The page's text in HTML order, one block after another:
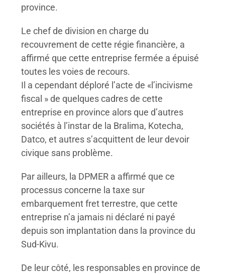
province.
Le chef de division en charge du
recouvrement de cette régie financière, a
affirmé que cette entreprise fermée a épuisé
toutes les voies de recours.
Il a cependant déploré l’acte de «l’incivisme
fiscal » de quelques cadres de cette
entreprise en province alors que d’autres
sociétés à l’instar de la Bralima, Kotecha,
Datco, et autres s’acquittent de leur devoir
civique sans problème.
Par ailleurs, la DPMER a affirmé que ce
processus concerne la taxe sur
embarquement fret terrestre, que cette
entreprise n’a jamais ni déclaré ni payé
depuis son implantation dans la province du
Sud-Kivu.
De leur côté, les responsables en province de